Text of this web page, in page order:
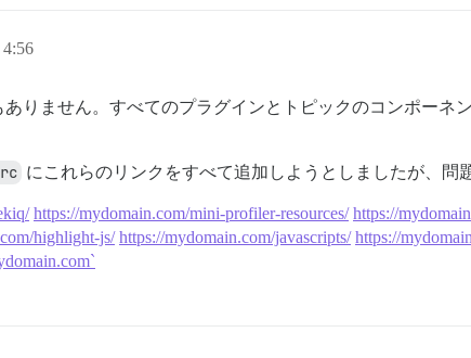
りません。すべてのプラグインとトピックのコンポーネ
にこれらのリンクをすべて追加しようとしましたが、問
https://mydomain.com/mini-profiler-resources/ https://
highlight-js/ https://mydomain.com/javascripts/ https://